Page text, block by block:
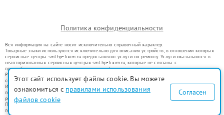
Политика конфиденциальности
Вся информация на сайте носит исключительно справочный характер.
Товарные знаки используются исключительно для описания устройств, в отношении которых
сервисные центры sml.hp-fixim.ru предоставляют услуги по ремонту. Услуги оказываются в
неавторизованных сервисных центрах sml.hp-fixim.ru, которые не связаны с
правообладателями товарных знаков или их официальными представителями.
Ремонт осуществляется для устройств, уже введенных в гражданский оборот в соответствии
со статьей 1487 ГК РФ.
Использование товарных знаков не преследует цели индивидуализации услуг или введения
потребителей в заблуждение, а служит для информирования о предоставляемых услугах по
ремонту техники указанных брендов.
Представленная на сайте информация не является публичной офертой, определяемой
положениями Статьи 437(2) Гражданского кодекса РФ
Этот сайт использует файлы cookie. Вы можете
ознакомиться с правилами использования
файлов cookie
Согласен